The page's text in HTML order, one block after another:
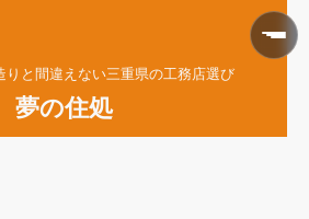
りと間違えない三重県の工務店選び
夢の住処